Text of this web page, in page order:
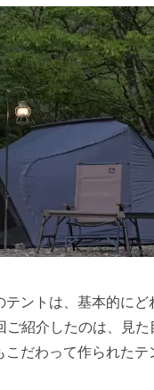
ントは、基本的にど
ご紹介したのは、見
こだわって作られたテ